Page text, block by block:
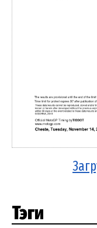
Тэги